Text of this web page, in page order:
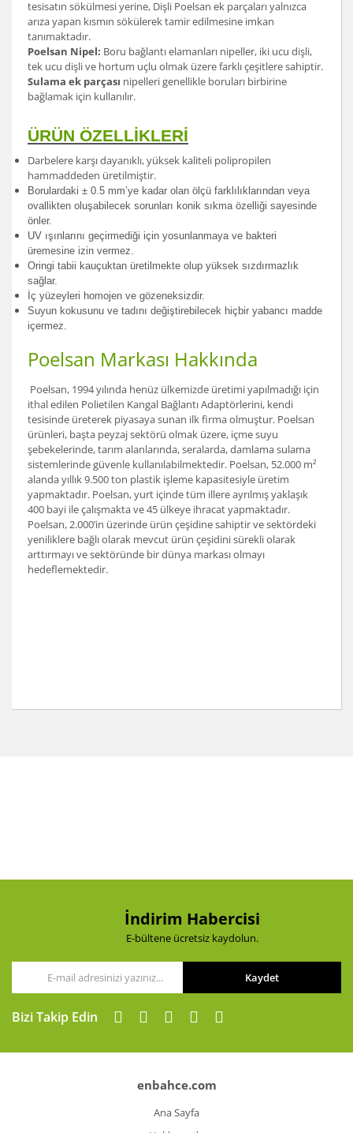
tesisatın sökülmesi yerine, Dişli Poelsan ek parçaları yalnızca
arıza yapan kısmın sökülerek tamir edilmesine imkan
tanımaktadır.
Poelsan Nipel: Boru bağlantı elamanları nipeller, iki ucu dişli,
tek ucu dişli ve hortum uçlu olmak üzere farklı çeşitlere sahiptir.
Sulama ek parçası nipelleri genellikle boruları birbirine
bağlamak için kullanılır.
ÜRÜN ÖZELLİKLERİ
Darbelere karşı dayanıklı, yüksek kaliteli polipropilen
hammaddeden üretilmiştir.
Borulardaki ± 0.5 mm’ye kadar olan ölçü farklılıklarından veya
ovallikten oluşabilecek sorunları konik sıkma özelliği sayesinde
önler.
UV ışınlarını geçirmediği için yosunlanmaya ve bakteri
üremesine izin vermez.
Oringi tabii kauçuktan üretilmekte olup yüksek sızdırmazlık
sağlar.
İç yüzeyleri homojen ve gözeneksizdir.
Suyun kokusunu ve tadını değiştirebilecek hiçbir yabancı madde
içermez.
Poelsan Markası Hakkında
Poelsan, 1994 yılında henüz ülkemizde üretimi yapılmadığı için
ithal edilen Polietilen Kangal Bağlantı Adaptörlerini, kendi
tesisinde üreterek piyasaya sunan ilk firma olmuştur. Poelsan
ürünleri, başta peyzaj sektörü olmak üzere, içme suyu
şebekelerinde, tarım alanlarında, seralarda, damlama sulama
sistemlerinde güvenle kullanılabilmektedir. Poelsan, 52.000 m²
alanda yıllık 9.500 ton plastik işleme kapasitesiyle üretim
yapmaktadır. Poelsan, yurt içinde tüm illere ayrılmış yaklaşık
400 bayi ile çalışmakta ve 45 ülkeye ihracat yapmaktadır.
Poelsan, 2.000’in üzerinde ürün çeşidine sahiptir ve sektördeki
yeniliklere bağlı olarak mevcut ürün çeşidini sürekli olarak
arttırmayı ve sektöründe bir dünya markası olmayı
hedeflemektedir.
Ürün fiyatı diğer sitelerden daha pahalı.
Gönder
İndirim Habercisi
E-bültene ücretsiz kaydolun.
Kaydet
Bizi Takip Edin
enbahce.com
Ana Sayfa